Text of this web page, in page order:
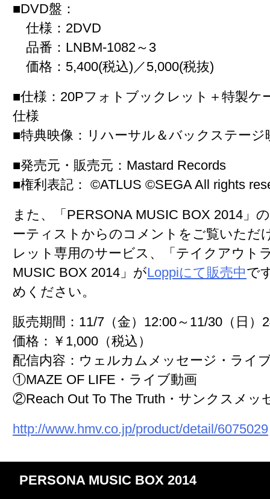
■DVD盤：
仕様：2DVD
品番：LNBM-1082～3
価格：5,400(税込)／5,000(税抜)
■仕様： 20Pフォトブックレット＋特製ケ
仕様
■特典映像： リハーサル＆バックステージ
■発売元・販売元： Mastard Records
■権利表記： ©ATLUS ©SEGA All rights
また、「PERSONA MUSIC BOX 2014」
ーティストからのコメントをご覧いただ
レット専用のサービス、「テイクアウト
MUSIC BOX 2014」がLoppiにて販売中で
めください。
販売期間： 11/7（金）12:00～11/30（日）
価格： ￥1,000（税込）
配信内容： ウェルカムメッセージ・ライ
①MAZE OF LIFE・ライブ動画
②Reach Out To The Truth・サンクスメッ
http://www.hmv.co.jp/product/detail/6075029
PERSONA MUSIC BOX 2014